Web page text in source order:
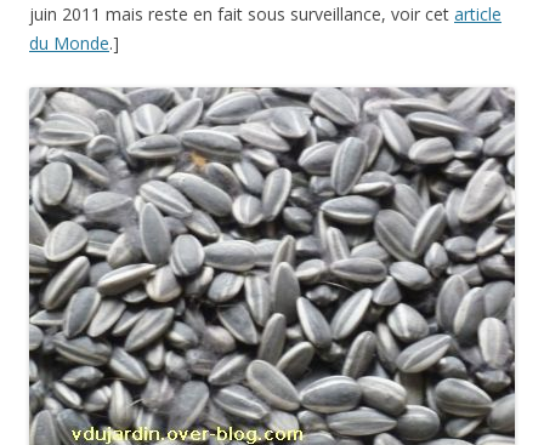
juin 2011 mais reste en fait sous surveillance, voir cet article
du Monde.]